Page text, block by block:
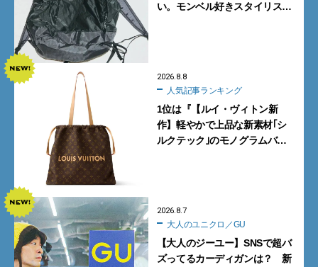
い。モンベル好きスタイリスト
2026.8.8
人気記事ランキング
1位は『【ルイ・ヴィトン新
作】軽やかで上品な新素材｢シ
ルクテック｣のモノグラムバッ
2026.8.7
大人のユニクロ／GU
【大人のジーユー】SNSで超バ
ズってるカーディガンは？ 新